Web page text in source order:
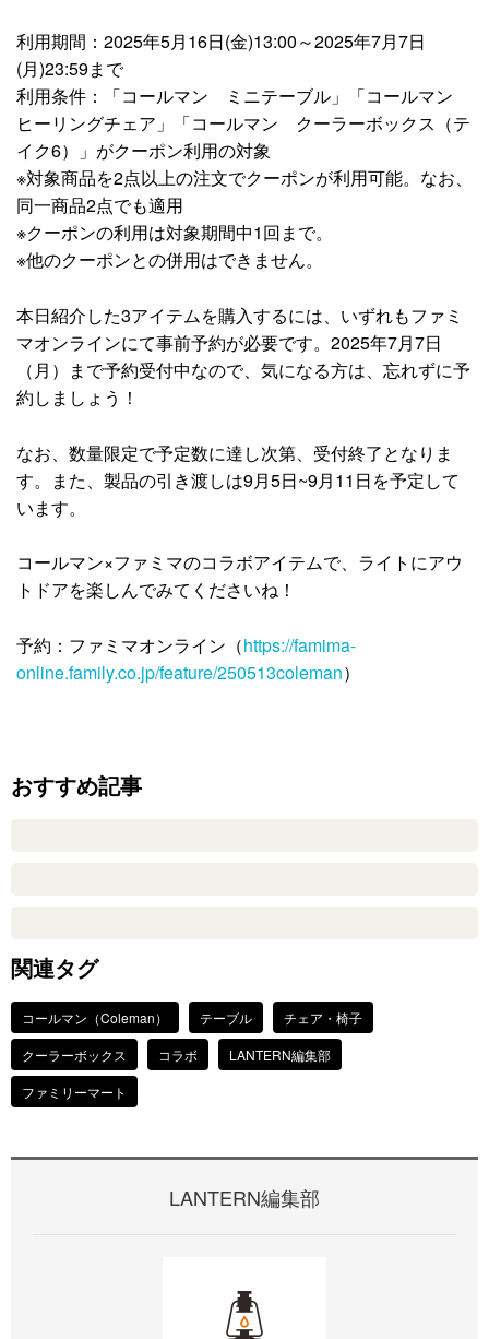
利用期間：2025年5月16日(金)13:00～2025年7月7日
(月)23:59まで
利用条件：「コールマン ミニテーブル」「コールマン
ヒーリングチェア」「コールマン クーラーボックス（テ
イク6）」がクーポン利用の対象
※対象商品を2点以上の注文でクーポンが利用可能。なお、
同一商品2点でも適用
※クーポンの利用は対象期間中1回まで。
※他のクーポンとの併用はできません。
本日紹介した3アイテムを購入するには、いずれもファミ
マオンラインにて事前予約が必要です。2025年7月7日
（月）まで予約受付中なので、気になる方は、忘れずに予
約しましょう！
なお、数量限定で予定数に達し次第、受付終了となりま
す。また、製品の引き渡しは9月5日~9月11日を予定して
います。
コールマン×ファミマのコラボアイテムで、ライトにアウ
トドアを楽しんでみてくださいね！
予約：ファミマオンライン（https://famima-
online.family.co.jp/feature/250513coleman）
おすすめ記事
関連タグ
コールマン（Coleman） テーブル
チェア・椅子
クーラーボックス
コラボ
LANTERN編集部
ファミリーマート
LANTERN編集部